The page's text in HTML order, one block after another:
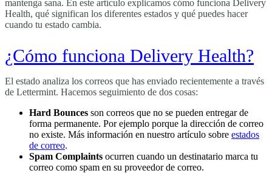
mantenga sana. En este artículo explicamos cómo funciona Delivery
Health, qué significan los diferentes estados y qué puedes hacer
cuando tu estado cambia.
¿Cómo funciona Delivery Health?
El estado analiza los correos que has enviado recientemente a través
de Lettermint. Hacemos seguimiento de dos cosas:
Hard Bounces son correos que no se pueden entregar de
forma permanente. Por ejemplo porque la dirección de correo
no existe. Más información en nuestro artículo sobre estados
de correo.
Spam Complaints ocurren cuando un destinatario marca tu
correo como spam en su proveedor de correo.